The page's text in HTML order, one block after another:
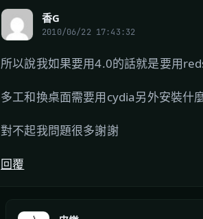
香G
2010/06/22 17:43:32
所以說我如果要用4.0的話就是要用
多工和換桌面需要用cydia另外安裝什
對不起我問題很多謝謝
回覆